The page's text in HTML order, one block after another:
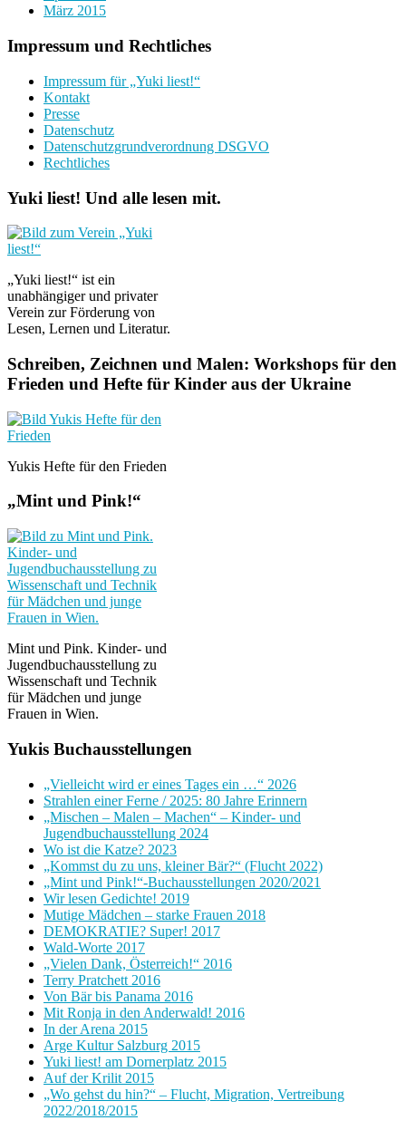
März 2015
Impressum und Rechtliches
Impressum für „Yuki liest!“
Kontakt
Presse
Datenschutz
Datenschutzgrundverordnung DSGVO
Rechtliches
Yuki liest! Und alle lesen mit.
„Yuki liest!“ ist ein
unabhängiger und privater
Verein zur Förderung von
Lesen, Lernen und Literatur.
Schreiben, Zeichnen und Malen: Workshops für den
Frieden und Hefte für Kinder aus der Ukraine
Yukis Hefte für den Frieden
„Mint und Pink!“
Mint und Pink. Kinder- und
Jugendbuchausstellung zu
Wissenschaft und Technik
für Mädchen und junge
Frauen in Wien.
Yukis Buchausstellungen
„Vielleicht wird er eines Tages ein …“ 2026
Strahlen einer Ferne / 2025: 80 Jahre Erinnern
„Mischen – Malen – Machen“ – Kinder- und
Jugendbuchausstellung 2024
Wo ist die Katze? 2023
„Kommst du zu uns, kleiner Bär?“ (Flucht 2022)
„Mint und Pink!“-Buchausstellungen 2020/2021
Wir lesen Gedichte! 2019
Mutige Mädchen – starke Frauen 2018
DEMOKRATIE? Super! 2017
Wald-Worte 2017
„Vielen Dank, Österreich!“ 2016
Terry Pratchett 2016
Von Bär bis Panama 2016
Mit Ronja in den Anderwald! 2016
In der Arena 2015
Arge Kultur Salzburg 2015
Yuki liest! am Dornerplatz 2015
Auf der Krilit 2015
„Wo gehst du hin?“ – Flucht, Migration, Vertreibung
2022/2018/2015